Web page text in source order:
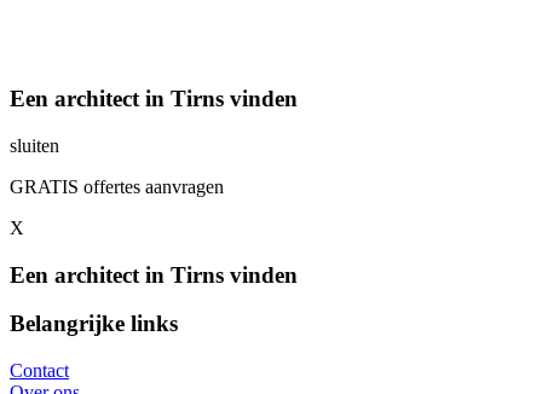
Een architect in Tirns vinden
sluiten
GRATIS offertes aanvragen
X
Een architect in Tirns vinden
Belangrijke links
Contact